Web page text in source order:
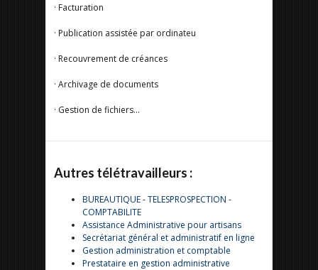
· Facturation
· Publication assistée par ordinateu
· Recouvrement de créances
· Archivage de documents
· Gestion de fichiers...
Autres télétravailleurs :
BUREAUTIQUE - TELESPROSPECTION -
COMPTABILITE
Assistance Administrative pour artisans
Secrétariat général et administratif en ligne
Gestion administration et comptable
Prestataire en gestion administrative